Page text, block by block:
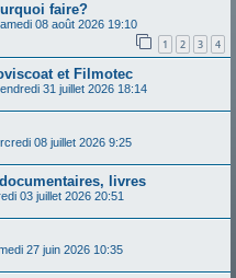
faire?
08 août 2026 19:10
1 2 3 4
et Filmotec
31 juillet 2026 18:14
08 juillet 2026 9:25
livres
03 juillet 2026 20:51
27 juin 2026 10:35